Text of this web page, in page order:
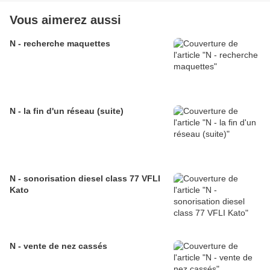
Vous aimerez aussi
N - recherche maquettes
N - la fin d'un réseau (suite)
N - sonorisation diesel class 77 VFLI
Kato
N - vente de nez cassés